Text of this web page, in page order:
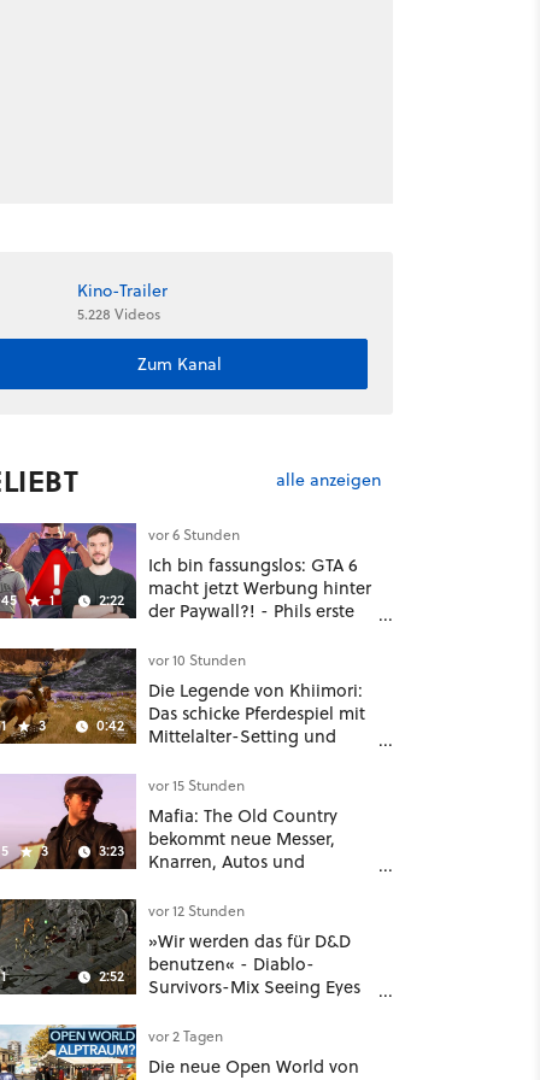
Kino-Trailer
5.228 Videos
Zum Kanal
alle anzeigen
1 2:22
vor 6 Stunden
Ich bin fassungslos: GTA 6
macht jetzt Werbung hinter
der Paywall?! - Phils erste
Deal
3 0:42
vor 10 Stunden
Die Legende von Khiimori:
Das schicke Pferdespiel mit
Mittelalter-Setting und
noch größer und
gefährlicher
5 3 3:23
vor 15 Stunden
Mafia: The Old Country
bekommt neue Messer,
Knarren, Autos und
hat mehr dabei als nur
Story
2:52
vor 12 Stunden
»Wir werden das für D&D
benutzen« - Diablo-
Survivors-Mix Seeing Eyes
nützliches Map-Tool
vor 2 Tagen
Die neue Open World von